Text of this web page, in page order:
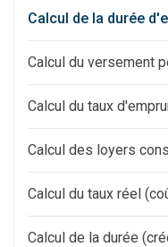
Calcul de la durée
Calcul du versement
Calcul du taux
Calcul des loyers
Calcul du taux réel
Calcul de la durée